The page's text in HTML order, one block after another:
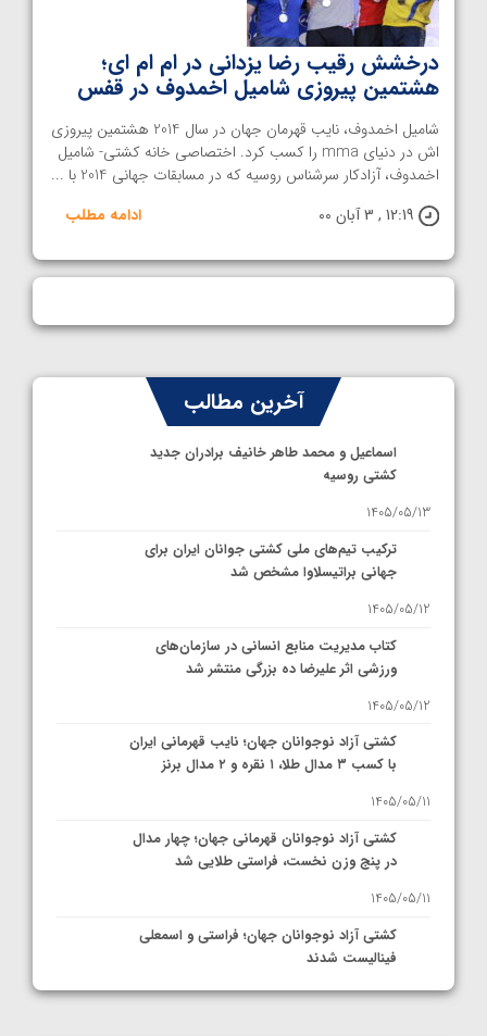
درخشش رقیب رضا یزدانی در ام ام ای؛
هشتمین پیروزی شامیل اخمدوف در قفس
شامیل اخمدوف، نایب قهرمان جهان در سال 2014 هشتمین پیروزی
اش در دنیای mma را کسب کرد. اختصاصی خانه کشتی- شامیل
اخمدوف، آزادکار سرشناس روسیه که در مسابقات جهانی 2014 با ...
12:19 , 3 آبان 00
ادامه مطلب
آخرین مطالب
اسماعیل و محمد طاهر خانیف برادران جدید
کشتی روسیه
1405/05/13
ترکیب تیم‌های ملی کشتی جوانان ایران برای
جهانی براتیسلاوا مشخص شد
1405/05/12
کتاب مدیریت منابع انسانی در سازمان‌های
ورزشی اثر علیرضا ده بزرگی منتشر شد
1405/05/12
کشتی آزاد نوجوانان جهان؛ نایب قهرمانی ایران
با کسب ۳ مدال طلا، ۱ نقره و ۲ مدال برنز
1405/05/11
کشتی آزاد نوجوانان قهرمانی جهان؛ چهار مدال
در پنج وزن نخست، فراستی طلایی شد
1405/05/11
کشتی آزاد نوجوانان جهان؛ فراستی و اسمعلی
فینالیست شدند
1405/05/09